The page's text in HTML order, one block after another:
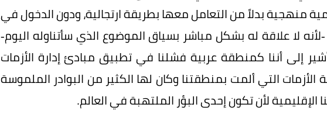
منهجية بدلاً من التعامل معها بطريقة ارتجالية، ودون الدخول في
لا علاقة له بشكل مباشر بسياق الموضوع الذي سأتناوله اليوم-
إلى أننا كمنطقة عربية فشلنا في تطبيق مبادئ إدارة الأزمات
الأزمات التي ألمت بمنطقتنا وكان لها الكثير من البوادر الملموسة
لأن تكون إحدى البؤر الملتهبة في العالم.